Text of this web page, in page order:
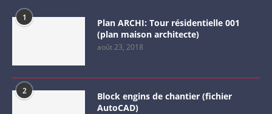
1
Plan ARCHI: Tour résidentielle 001
(plan maison architecte)
août 23, 2018
2
Block engins de chantier (fichier
AutoCAD)